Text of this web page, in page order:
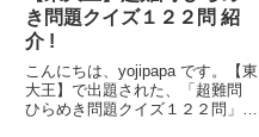
き問題クイズ１２２問 紹
介 !
こんにちは、yojipapa です。【東
大王】で出題された、「超難問
ひらめき問題クイズ１２２問」を